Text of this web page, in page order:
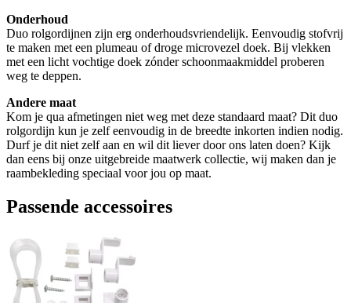
Onderhoud
Duo rolgordijnen zijn erg onderhoudsvriendelijk. Eenvoudig stofvrij
te maken met een plumeau of droge microvezel doek. Bij vlekken
met een licht vochtige doek zónder schoonmaakmiddel proberen
weg te deppen.
Andere maat
Kom je qua afmetingen niet weg met deze standaard maat? Dit duo
rolgordijn kun je zelf eenvoudig in de breedte inkorten indien nodig.
Durf je dit niet zelf aan en wil dit liever door ons laten doen? Kijk
dan eens bij onze uitgebreide maatwerk collectie, wij maken dan je
raambekleding speciaal voor jou op maat.
Passende accessoires